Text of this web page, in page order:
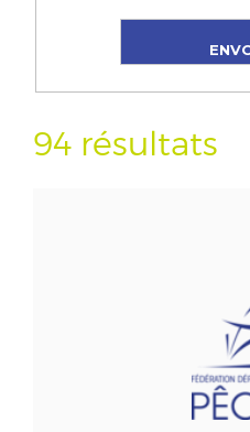
94 résultats